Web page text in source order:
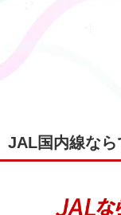
JAL国内線なら